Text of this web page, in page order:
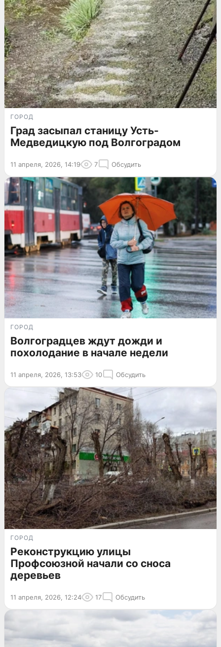
ГОРОД
Град засыпал станицу Усть-
Медведицкую под Волгоградом
11 апреля, 2026, 14:19 7 Обсудить
ГОРОД
Волгоградцев ждут дожди и
похолодание в начале недели
11 апреля, 2026, 13:53 10 Обсудить
ГОРОД
Реконструкцию улицы
Профсоюзной начали со сноса
деревьев
11 апреля, 2026, 12:24 17 Обсудить